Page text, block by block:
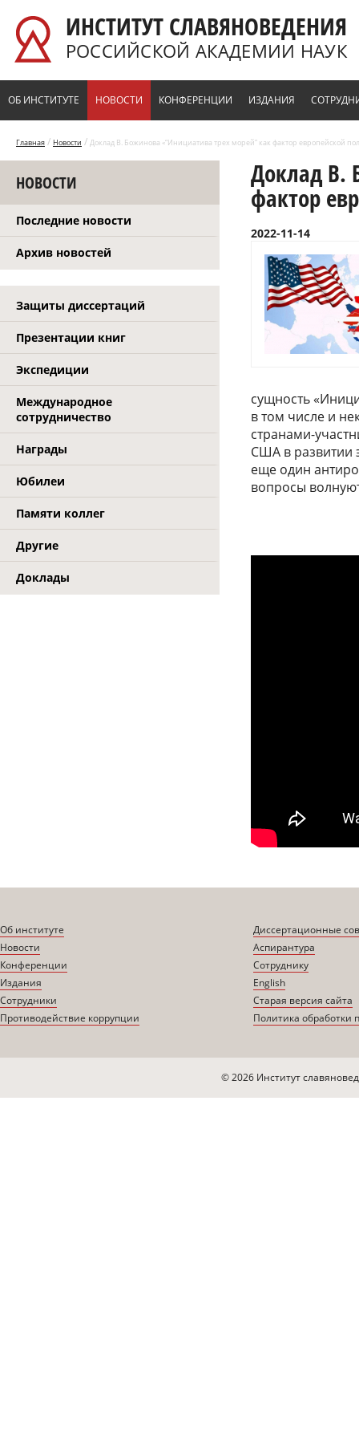
ИНСТИТУТ СЛАВЯНОВЕДЕНИЯ
РОССИЙСКОЙ АКАДЕМИИ НАУК
ОБ ИНСТИТУТЕ НОВОСТИ КОНФЕРЕНЦИИ ИЗДАНИЯ
Главная / Новости / Доклад В. Божинова «“Инициатива трех морей” как фактор европейской
НОВОСТИ
Последние новости
Архив новостей
Защиты диссертаций
Презентации книг
Экспедиции
Международное
сотрудничество
Награды
Юбилеи
Памяти коллег
Другие
Доклады
Доклад В.
фактор
2022-11-14
сущность
в том числе и
странами-
США в развитии
еще один
вопросы
Об институте
Новости
Конференции
Издания
Сотрудники
Противодействие коррупции
Диссертационные
Аспирантура
Сотруднику
English
Старая версия сайта
Политика обработки
© 2026 Институт